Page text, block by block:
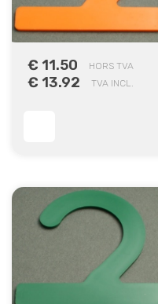
€ 11.50 HORS TVA
€ 13.92 TVA INCL.